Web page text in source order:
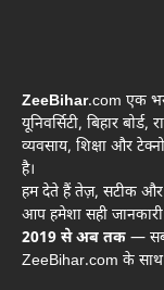
ZeeBihar.com एक
यूनिवर्सिटी, बिहार बोर्ड,
व्यवसाय, शिक्षा और
है।
हम देते हैं तेज़, सटीक और
आप हमेशा सही
2019 से अब तक —
ZeeBihar.com के साथ